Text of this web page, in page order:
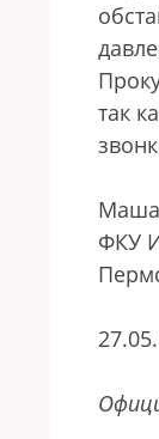
так
Маша
ФКУ